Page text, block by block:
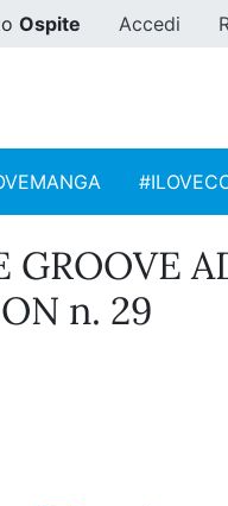
Ospite Accedi
GROOVE
n. 29